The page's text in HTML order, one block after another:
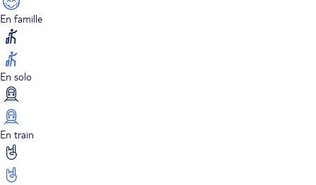
En famille
En solo
En train